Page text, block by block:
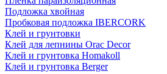
Подложка хвойная
Пробковая подложка IBERCORK
Клей и грунтовки
Клей для лепнины Orac Decor
Клей и грунтовка Homakoll
Клей и грунтовка Berger